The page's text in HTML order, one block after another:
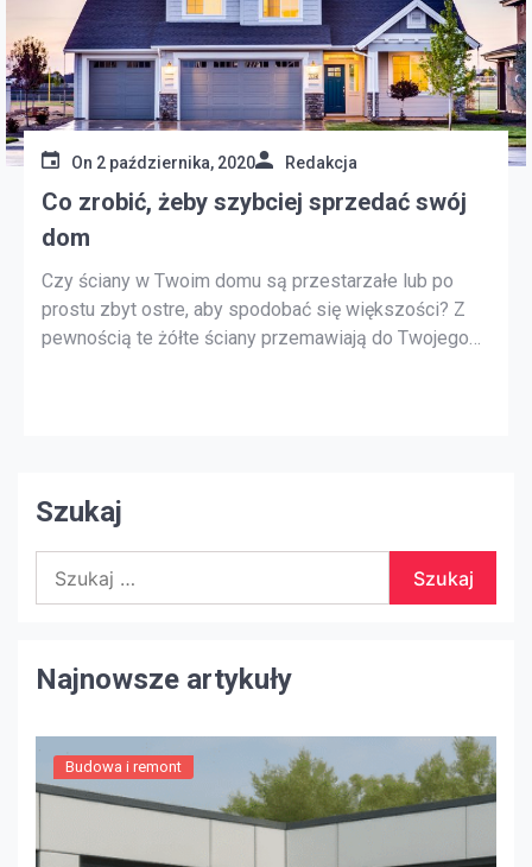
On 2 października, 2020 Redakcja
Co zrobić, żeby szybciej sprzedać swój
dom
Czy ściany w Twoim domu są przestarzałe lub po
prostu zbyt ostre, aby spodobać się większości? Z
pewnością te żółte ściany przemawiają do Twojego
Szukaj
Najnowsze artykuły
Budowa i remont